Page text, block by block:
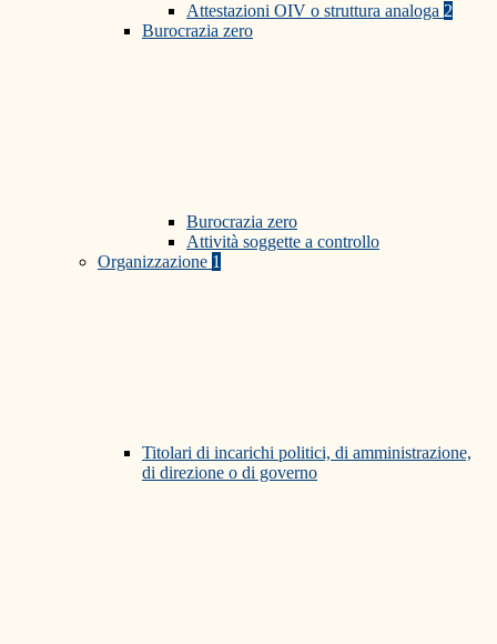
Attestazioni OIV o struttura analoga 2
Burocrazia zero
Burocrazia zero
Attività soggette a controllo
Organizzazione 1
Titolari di incarichi politici, di amministrazione,
di direzione o di governo